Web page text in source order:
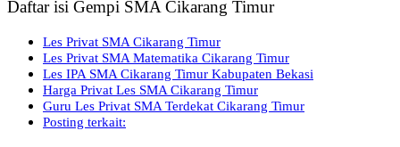
Daftar isi Gempi SMA Cikarang Timur
Les Privat SMA Cikarang Timur
Les Privat SMA Matematika Cikarang Timur
Les IPA SMA Cikarang Timur Kabupaten Bekasi
Harga Privat Les SMA Cikarang Timur
Guru Les Privat SMA Terdekat Cikarang Timur
Posting terkait: